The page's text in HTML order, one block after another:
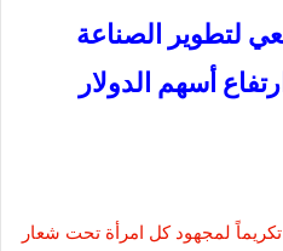
لتطوير الصناعة
أسهم الدولار